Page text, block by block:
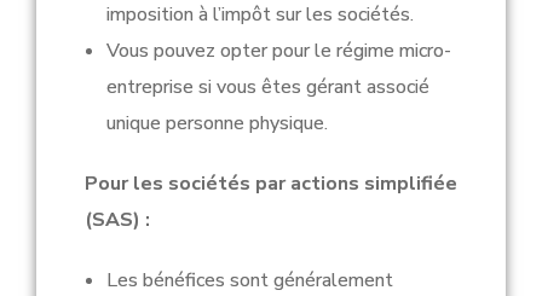
imposition à l’impôt sur les sociétés.
Vous pouvez opter pour le régime micro-
entreprise si vous êtes gérant associé
unique personne physique.
Pour les sociétés par actions simplifiée
(SAS) :
Les bénéfices sont généralement